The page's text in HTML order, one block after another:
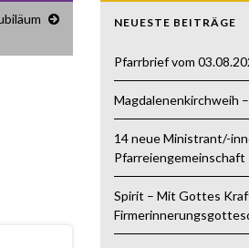
NEUESTE BEITRÄGE
Pfarrbrief vom
Magdalenenkirchweih
14 neue Ministrant/-
Pfarreiengemeinschaft
Spirit – Mit Gottes